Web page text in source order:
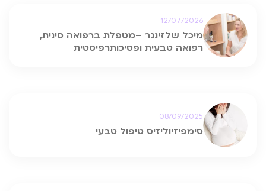
מיכל שלזינגר –מטפלת ברפואה סינית,
רפואה טבעית ופסיכותרפיסטית
12/07/2026
סימפיזיוליזיס טיפול טבעי
08/09/2025